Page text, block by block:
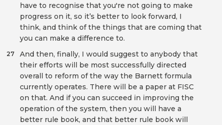
have to recognise that you're not going to make
progress on it, so it’s better to look forward, I
think, and think of the things that are coming that
you can make a difference to.
And then, finally, I would suggest to anybody that
their efforts will be most successfully directed
overall to reform of the way the Barnett formula
currently operates. There will be a paper at FISC
on that. And if you can succeed in improving the
operation of the system, then you will have a
better rule book, and that better rule book will
27